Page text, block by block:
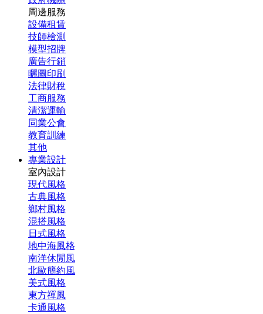
周邊服務
設備租賃
技師檢測
模型招牌
廣告行銷
曬圖印刷
法律財稅
工商服務
清潔運輸
同業公會
教育訓練
其他
專業設計
室內設計
現代風格
古典風格
鄉村風格
混搭風格
日式風格
地中海風格
南洋休閒風
北歐簡約風
美式風格
東方禪風
卡通風格